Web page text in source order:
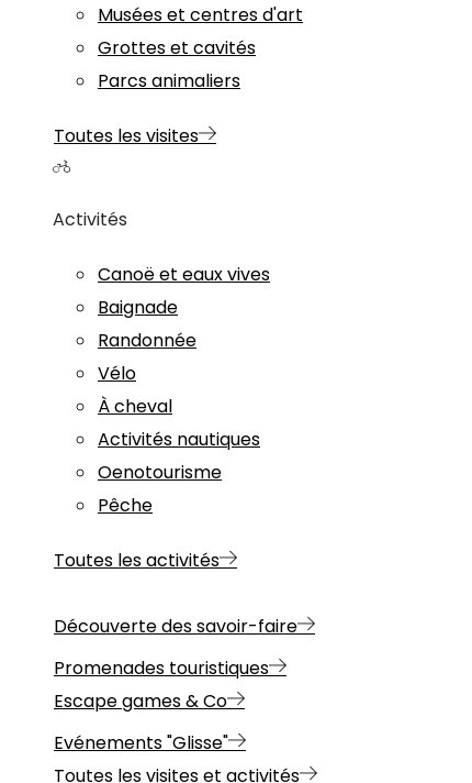
Musées et centres d'art
Grottes et cavités
Parcs animaliers
Toutes les visites
Activités
Canoë et eaux vives
Baignade
Randonnée
Vélo
À cheval
Activités nautiques
Oenotourisme
Pêche
Toutes les activités
Découverte des savoir-faire
Promenades touristiques
Escape games & Co
Evénements "Glisse"
Toutes les visites et activités